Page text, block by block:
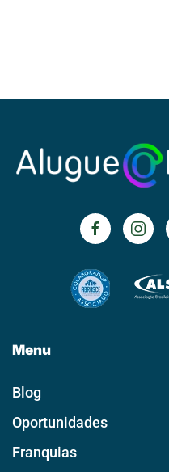
Menu
Blog
Oportunidades
Franquias